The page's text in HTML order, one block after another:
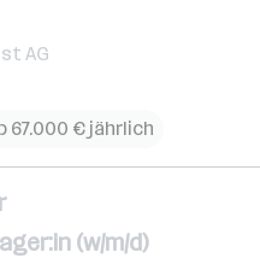
AG
67.000 € jährlich
(w/m/d)